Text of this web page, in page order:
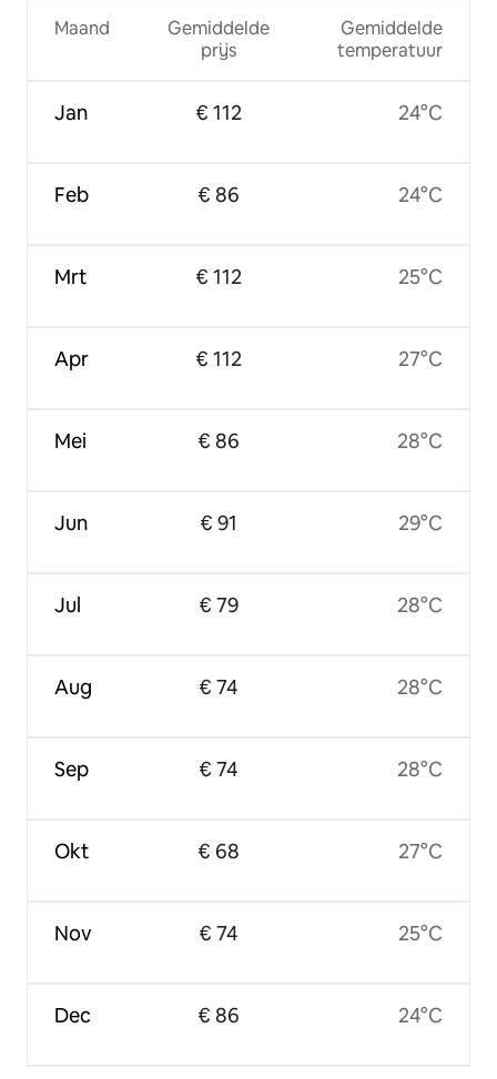
Maand
Jan
Feb
Mrt
Apr
Mei
Jun
Jul
Aug
Sep
Okt
Nov
Dec
Gemiddelde
prijs
€ 112
€ 86
€ 112
€ 112
€ 86
€ 91
€ 79
€ 74
€ 74
€ 68
€ 74
€ 86
Gemiddelde
temperatuur
24°C
24°C
25°C
27°C
28°C
29°C
28°C
28°C
28°C
27°C
25°C
24°C